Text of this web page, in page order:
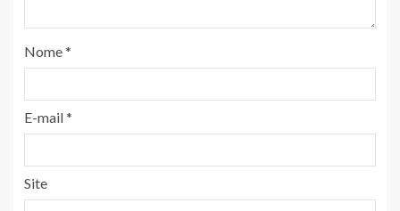
Nome*
E-mail*
Site